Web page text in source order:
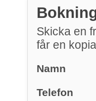
Skicka en
får en
Namn
Telefon